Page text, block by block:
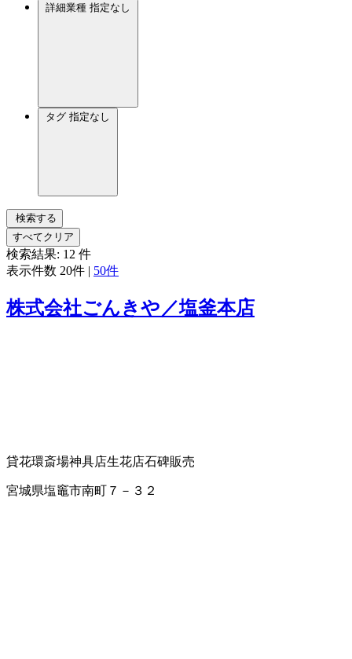
詳細業種 指定なし
タグ 指定なし
検索する
すべてクリア
検索結果: 12 件
表示件数 20件 | 50件
株式会社ごんきや／塩釜本店
貸花環斎場神具店生花店石碑販売
宮城県塩竈市南町７－３２